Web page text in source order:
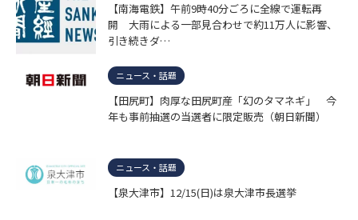
【南海電鉄】午前9時40分ごろに全線で運転再
開 大雨による一部見合わせで約11万人に影響、
引き続きダ…
ニュース・話題
【田尻町】肉厚な田尻町産「幻のタマネギ」 今
年も事前抽選の当選者に限定販売（朝日新聞）
ニュース・話題
【泉大津市】12/15(日)は泉大津市長選挙